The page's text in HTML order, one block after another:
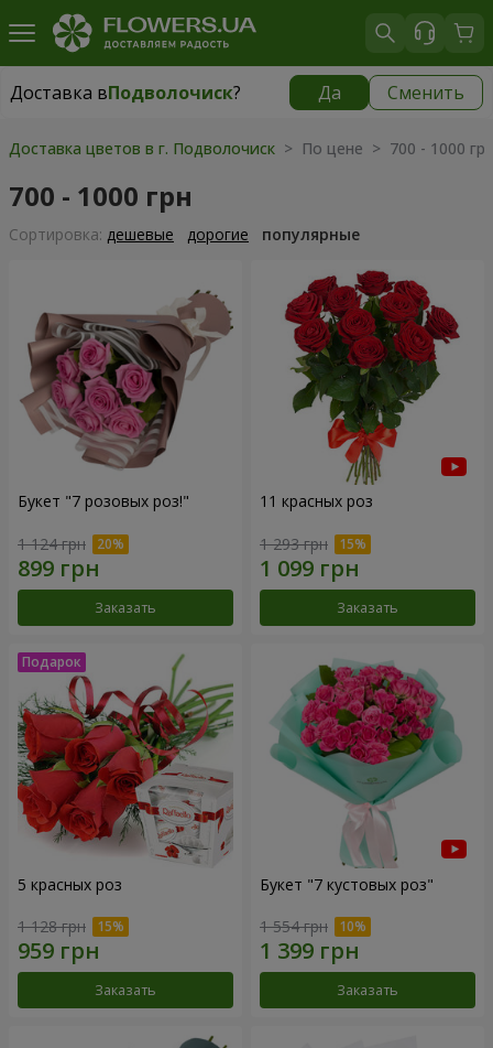
Доставка вПодволочиск? Да Сменить
Доставка вПодволочиск|
Доставка цветов в г. Подволочиск > По цене > 700 - 1000 грн
700 - 1000 грн
Cортировка: дешевые дорогие популярные
Букет "7 розовых роз!"
1 124 грн
Заказать
11 красных роз
1 293 грн
Заказать
5 красных роз
1 128 грн
Заказать
Букет "7 кустовых роз"
1 554 грн
Заказать